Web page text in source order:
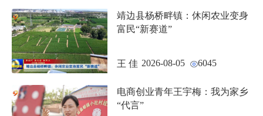
靖边县杨桥畔镇：休闲农业变身
富民“新赛道”
王 佳 2026-08-05 6045
电商创业青年王宇梅：我为家乡
“代言”